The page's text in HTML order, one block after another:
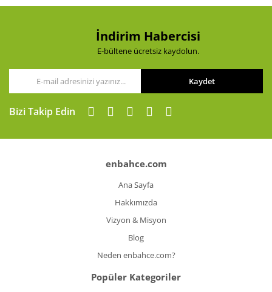
Ürün fiyatı diğer sitelerden daha pahalı.
Gönder
İndirim Habercisi
E-bültene ücretsiz kaydolun.
Kaydet
Bizi Takip Edin
enbahce.com
Ana Sayfa
Hakkımızda
Vizyon & Misyon
Blog
Neden enbahce.com?
Popüler Kategoriler